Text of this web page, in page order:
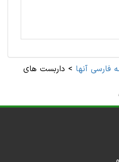
آنها > داربست های